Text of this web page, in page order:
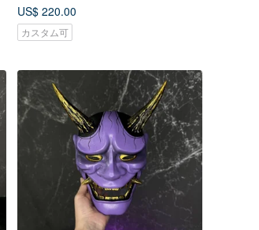
US$ 220.00
カスタム可